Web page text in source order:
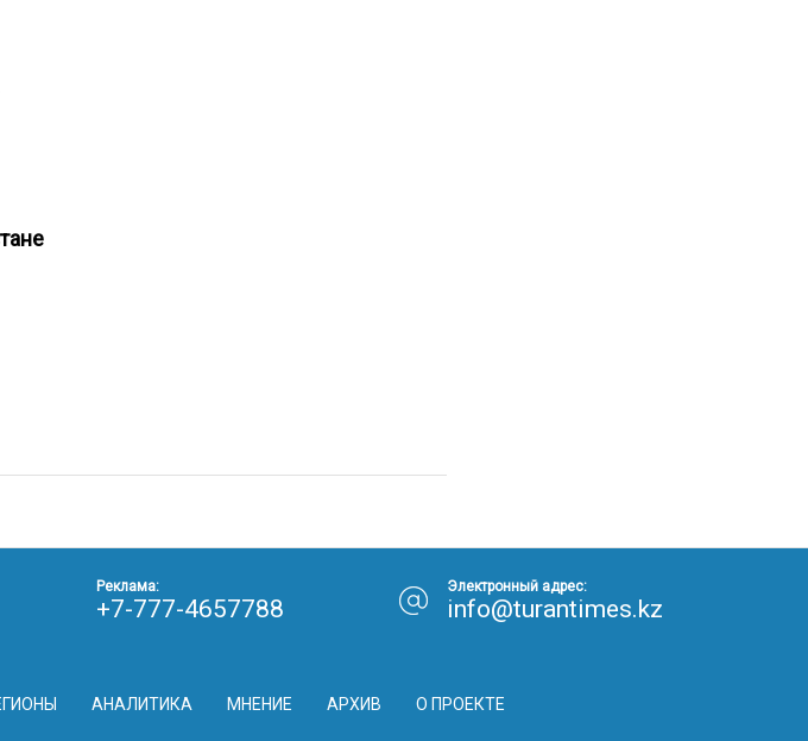
АНАЛИТИКА МНЕНИЕ АРХИВ О ПРОЕКТЕ
Реклама:
+7-777-4657788
Электронный адрес:
info@turantimes.kz